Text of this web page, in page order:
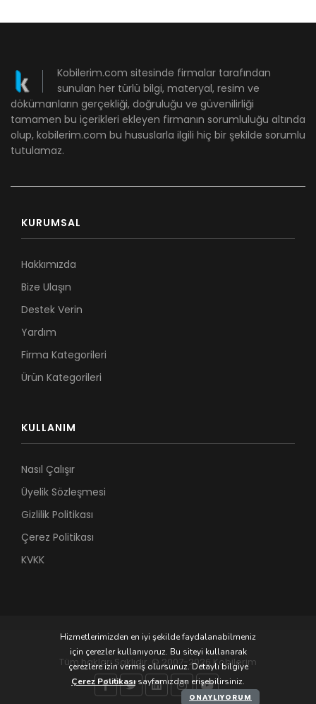
Kobilerim.com sitesinde firmalar tarafından
sunulan her türlü bilgi, materyal, resim ve
dökümanların gerçekliği, doğruluğu ve güvenilirliği
tamamen bu içerikleri ekleyen firmanın sorumluluğu altında
olup, kobilerim.com bu hususlarla ilgili hiç bir şekilde sorumlu
tutulamaz.
KURUMSAL
Hakkımızda
Bize Ulaşın
Destek Verin
Yardım
Firma Kategorileri
Ürün Kategorileri
KULLANIM
Nasıl Çalışır
Üyelik Sözleşmesi
Gizlilik Politikası
Çerez Politikası
KVKK
Tüm hakları Saklıdır. © 2007-2026 Kobilerim
Hizmetlerimizden en iyi şekilde faydalanabilmeniz
için çerezler kullanıyoruz. Bu siteyi kullanarak
çerezlere izin vermiş olursunuz. Detaylı bilgiye
Çerez Politikasısayfamızdan erişebilirsiniz.
ONAYLIYORUM